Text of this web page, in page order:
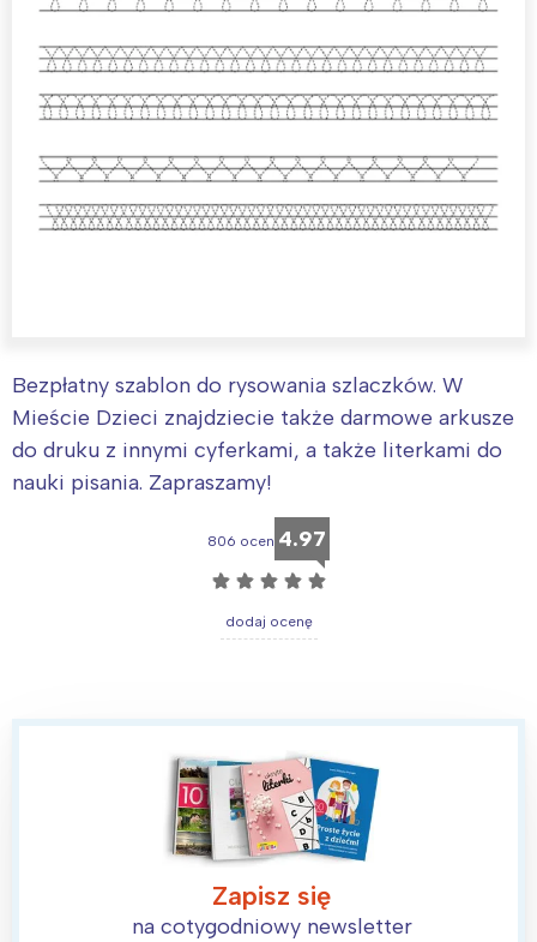
Bezpłatny szablon do rysowania szlaczków. W
Mieście Dzieci znajdziecie także darmowe arkusze
do druku z innymi cyferkami, a także literkami do
nauki pisania. Zapraszamy!
806 ocen 4.97
☆ ☆ ☆ ☆ ☆
dodaj ocenę
Zapisz się
na cotygodniowy newsletter